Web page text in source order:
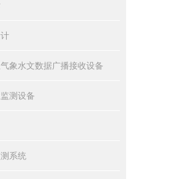
象水文数据广播接收设备
测设备
系统